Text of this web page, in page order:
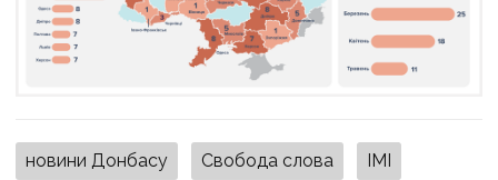
новини Донбасу Свобода слова ІМІ